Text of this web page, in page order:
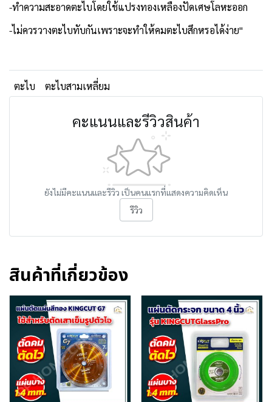
-ทำความสะอาดตะไบโดยใช้แปรงทองเหลืองปัดเศษโลหะออก
-ไม่ควรวางตะไบทับกันเพราะจะทำให้คมตะไบสึกหรอได้ง่าย"
ตะไบ ตะไบสามเหลี่ยม
คะแนนและรีวิวสินค้า
ยังไม่มีคะแนนและรีวิว เป็นคนแรกที่แสดงความคิดเห็น
รีวิว
สินค้าที่เกี่ยวข้อง